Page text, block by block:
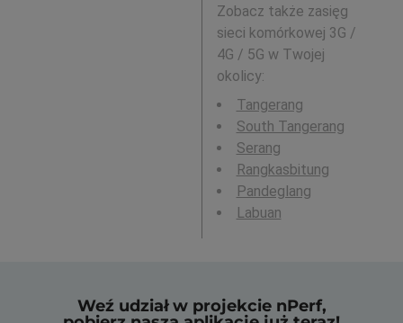
Zobacz także zasięg
sieci komórkowej 3G /
4G / 5G w Twojej
okolicy:
Tangerang
South Tangerang
Serang
Rangkasbitung
Pandeglang
Labuan
Weź udział w projekcie nPerf,